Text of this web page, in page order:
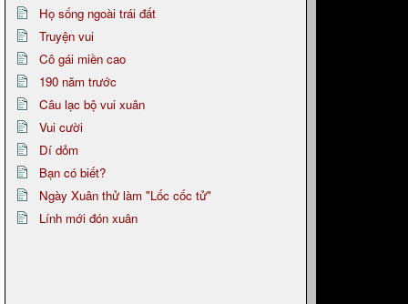
Họ sống ngoài trái đất
Truyện vui
Cô gái miền cao
190 năm trước
Câu lạc bộ vui xuân
Vui cười
Dí dỏm
Bạn có biết?
Ngày Xuân thử làm "Lốc cốc tử"
Lính mới đón xuân